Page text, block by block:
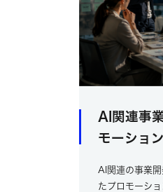
AI関連事
モーション
AI関連の事業
たプロモーシ